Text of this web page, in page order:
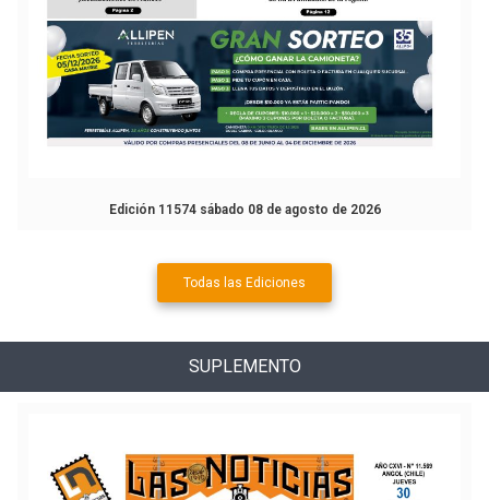
Edición 11574 sábado 08 de agosto de 2026
Todas las Ediciones
SUPLEMENTO